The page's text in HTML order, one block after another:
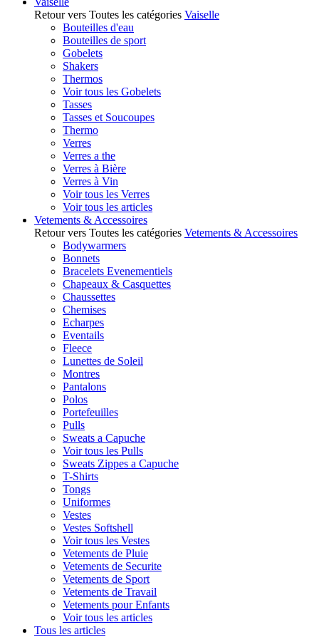
Retour vers Toutes les catégories Vaiselle
Bouteilles d'eau
Bouteilles de sport
Gobelets
Shakers
Thermos
Voir tous les Gobelets
Tasses
Tasses et Soucoupes
Thermo
Verres
Verres a the
Verres à Bière
Verres à Vin
Voir tous les Verres
Voir tous les articles
Vetements & Accessoires
Retour vers Toutes les catégories Vetements & Accessoires
Bodywarmers
Bonnets
Bracelets Evenementiels
Chapeaux & Casquettes
Chaussettes
Chemises
Echarpes
Eventails
Fleece
Lunettes de Soleil
Montres
Pantalons
Polos
Portefeuilles
Pulls
Sweats a Capuche
Voir tous les Pulls
Sweats Zippes a Capuche
T-Shirts
Tongs
Uniformes
Vestes
Vestes Softshell
Voir tous les Vestes
Vetements de Pluie
Vetements de Securite
Vetements de Sport
Vetements de Travail
Vetements pour Enfants
Voir tous les articles
Tous les articles